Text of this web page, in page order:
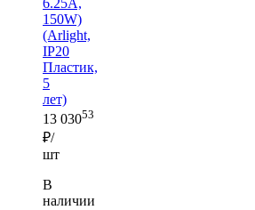
6.25A,
150W)
(Arlight,
IP20
Пластик,
5
лет)
13 03053
₽/
шт
В
наличии